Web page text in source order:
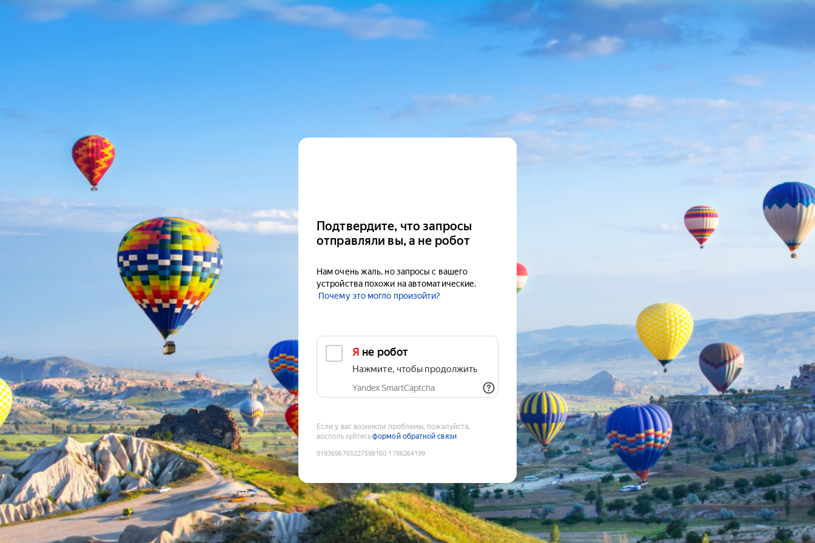
Подтвердите, что запросы
отправляли вы, а не робот
Нам очень жаль, но запросы с вашего
устройства похожи на автоматические.
Почему это могло произойти?
Я не робот
Нажмите, чтобы продолжить
Yandex SmartCaptcha
Если у вас возникли проблемы, пожалуйста,
воспользуйтесьформой обратной связи
9193696765227598160:1786264199